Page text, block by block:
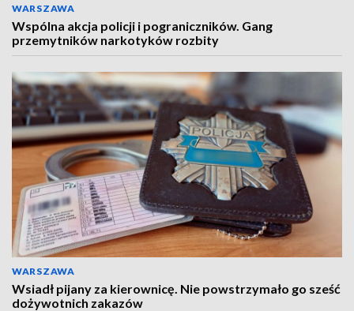
WARSZAWA
Wspólna akcja policji i pograniczników. Gang
przemytników narkotyków rozbity
WARSZAWA
Wsiadł pijany za kierownicę. Nie powstrzymało go sześć
dożywotnich zakazów